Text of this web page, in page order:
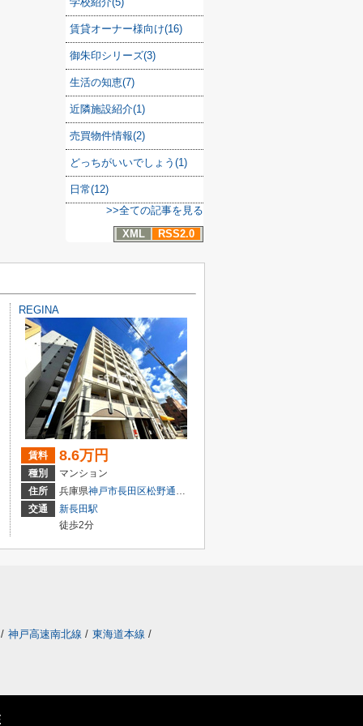
賃貸オーナー様向け(16)
御朱印シリーズ(3)
生活の知恵(7)
近隣施設紹介(1)
売買物件情報(2)
どっちがいいでしょう(1)
日常(12)
>>全ての記事を見る
XML
RSS2.0
REGINA
賃料 8.6万円
種別
マンション
住所
兵庫県神戸市長田区松野通２丁目
交通
新長田駅
徒歩2分
/ 神戸高速南北線 / 東海道本線 /